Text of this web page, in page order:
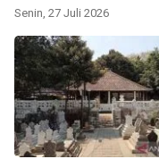
pencurian
Senin, 27 Juli 2026